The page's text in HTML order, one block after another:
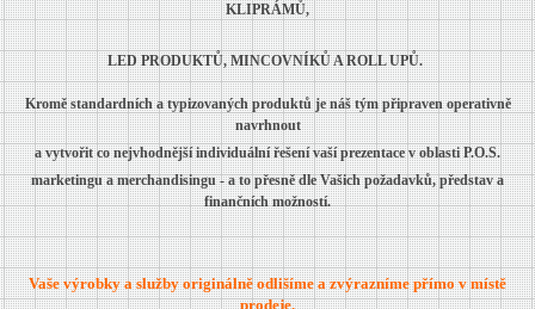
KLIPRÁMŮ,
LED PRODUKTŮ, MINCOVNÍKŮ A ROLL UPŮ.
Kromě standardních a typizovaných produktů je náš tým připraven operativně
navrhnout
a vytvořit co nejvhodnější individuální řešení vaší prezentace v oblasti P.O.S.
marketingu a merchandisingu - a to přesně dle Vašich požadavků, představ a
finančních možností.
Vaše výrobky a služby originálně odlišíme a zvýrazníme přímo v místě
prodeje.